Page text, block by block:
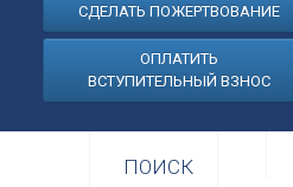
СДЕЛАТЬ ПОЖЕРТВОВАНИЕ
ОПЛАТИТЬ
ВСТУПИТЕЛЬНЫЙ ВЗНОС
ПОИСК